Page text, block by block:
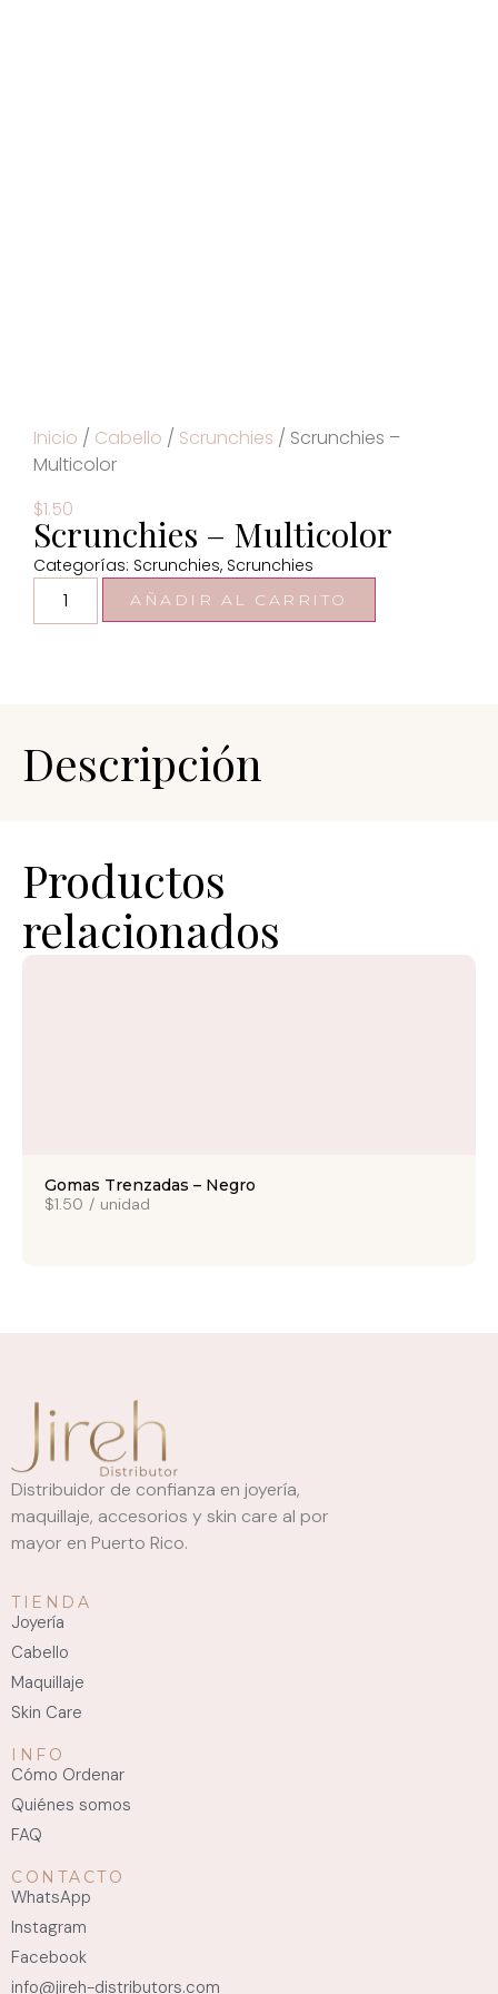
Inicio / Cabello / Scrunchies / Scrunchies –
Multicolor
$1.50
Scrunchies – Multicolor
Categorías: Scrunchies, Scrunchies
AÑADIR AL CARRITO
Descripción
Productos
relacionados
Gomas Trenzadas – Negro
$1.50 / unidad
Distribuidor de confianza en joyería,
maquillaje, accesorios y skin care al por
mayor en Puerto Rico.
TIENDA
Joyería
Cabello
Maquillaje
Skin Care
INFO
Cómo Ordenar
Quiénes somos
FAQ
CONTACTO
WhatsApp
Instagram
Facebook
info@jireh-distributors.com